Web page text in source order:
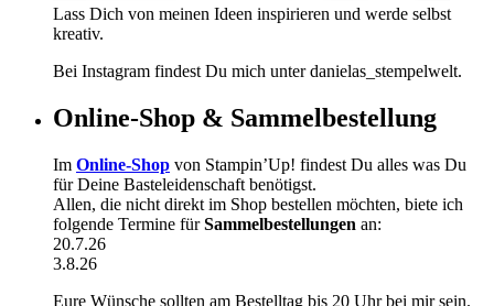
Lass Dich von meinen Ideen inspirieren und werde selbst
kreativ.
Bei Instagram findest Du mich unter danielas_stempelwelt.
Online-Shop & Sammelbestellung
Im Online-Shop von Stampin’Up! findest Du alles was Du
für Deine Basteleidenschaft benötigst.
Allen, die nicht direkt im Shop bestellen möchten, biete ich
folgende Termine fürSammelbestellungen an:
20.7.26
3.8.26
Eure Wünsche sollten am Bestelltag bis 20 Uhr bei mir sein.